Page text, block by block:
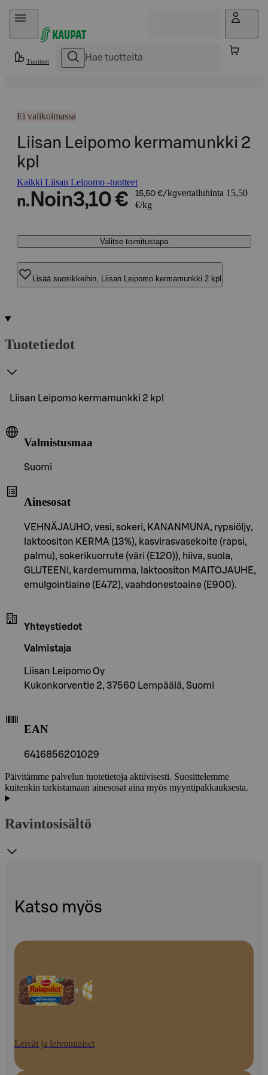
Hyppää sisältöön
Tuotteet
Ei valikoimassa
Liisan Leipomo kermamunkki 2
kpl
Kaikki Liisan Leipomo -tuotteet
n. Noin3,10 € 15,50 €/kgvertailuhinta 15,50
€/kg
Valitse toimitustapa
Lisää suosikkeihin, Liisan Leipomo kermamunkki 2 kpl
Tuotetiedot
Liisan Leipomo kermamunkki 2 kpl
Valmistusmaa
Suomi
Ainesosat
VEHNÄJAUHO, vesi, sokeri, KANANMUNA, rypsiöljy,
laktoositon KERMA (13%), kasvirasvasekoite (rapsi,
palmu), sokerikuorrute (väri (E120)), hiiva, suola,
GLUTEENI, kardemumma, laktoositon MAITOJAUHE,
emulgointiaine (E472), vaahdonestoaine (E900).
Yhteystiedot
Valmistaja
Liisan Leipomo Oy
Kukonkorventie 2, 37560 Lempäälä, Suomi
EAN
6416856201029
Päivitämme palvelun tuotetietoja aktiivisesti. Suosittelemme
kuitenkin tarkistamaan ainesosat aina myös myyntipakkauksesta.
Ravintosisältö
Katso myös
Leivät ja leivonnaiset